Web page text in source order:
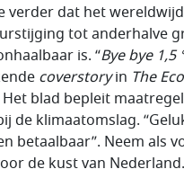
verder dat het
tot anderhalve
is. “Bye bye 1,5
coverstoryin The
blad bepleit
de klimaatomslag.
betaalbaar”. Neem als
de kust van Nederland.